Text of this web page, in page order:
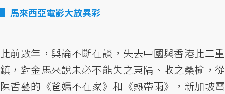
馬來西亞電影大放異彩
此前數年，輿論不斷在談，失去中國與香港此二重
鎮，對金馬來說未必不能失之東隅、收之桑榆，從
陳哲藝的《爸媽不在家》和《熱帶雨》，新加坡電